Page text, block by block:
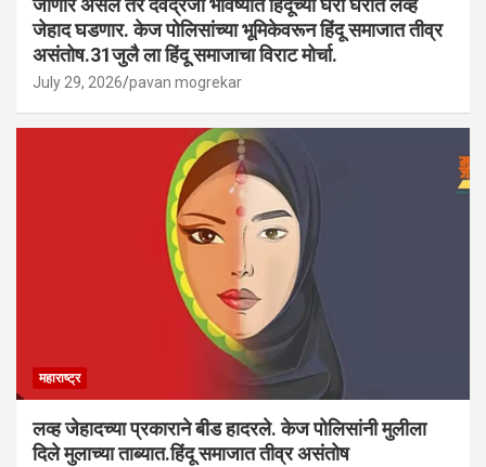
जाणार असेल तर देवेंद्रजी भविष्यात हिंदूंच्या घरा घरात लव्ह
जेहाद घडणार. केज पोलिसांच्या भूमिकेवरून हिंदू समाजात तीव्र
असंतोष.31जुलै ला हिंदू समाजाचा विराट मोर्चा.
July 29, 2026 pavan mogrekar
महाराष्ट्र
लव्ह जेहादच्या प्रकाराने बीड हादरले. केज पोलिसांनी मुलीला
दिले मुलाच्या ताब्यात.हिंदू समाजात तीव्र असंतोष